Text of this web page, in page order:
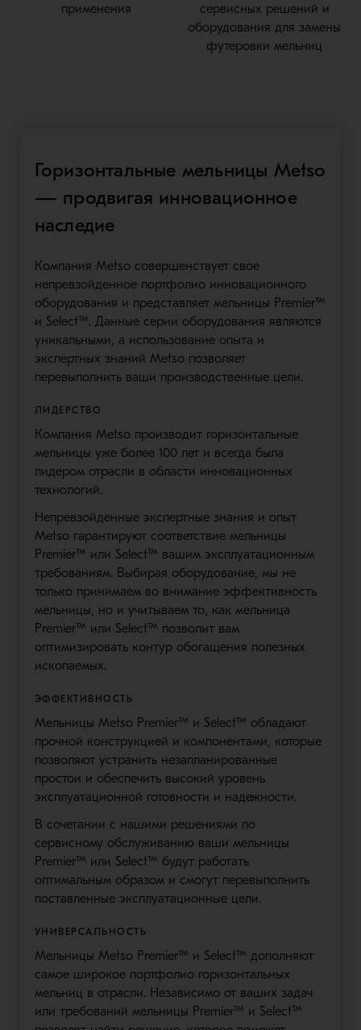
применения
сервисных решений и
оборудования для замены
футеровки мельниц
Горизонтальные мельницы Metso
— продвигая инновационное
наследие
Компания Metso совершенствует свое
непревзойденное портфолио инновационного
оборудования и представляет мельницы Premier™
и Select™. Данные серии оборудования являются
уникальными, а использование опыта и
экспертных знаний Metso позволяет
перевыполнить ваши производственные цели.
ЛИДЕРСТВО
Компания Metso производит горизонтальные
мельницы уже более 100 лет и всегда была
лидером отрасли в области инновационных
технологий.
Непревзойденные экспертные знания и опыт
Metso гарантируют соответствие мельницы
Premier™ или Select™ вашим эксплуатационным
требованиям. Выбирая оборудование, мы не
только принимаем во внимание эффективность
мельницы, но и учитываем то, как мельница
Premier™ или Select™ позволит вам
оптимизировать контур обогащения полезных
ископаемых.
ЭФФЕКТИВНОСТЬ
Мельницы Metso Premier™ и Select™ обладают
прочной конструкцией и компонентами, которые
позволяют устранить незапланированные
простои и обеспечить высокий уровень
эксплуатационной готовности и надежности.
В сочетании с нашими решениями по
сервисному обслуживанию ваши мельницы
Premier™ или Select™ будут работать
оптимальным образом и смогут перевыполнить
поставленные эксплуатационные цели.
УНИВЕРСАЛЬНОСТЬ
Мельницы Metso Premier™ и Select™ дополняют
самое широкое портфолио горизонтальных
мельниц в отрасли. Независимо от ваших задач
или требований мельницы Premier™ и Select™